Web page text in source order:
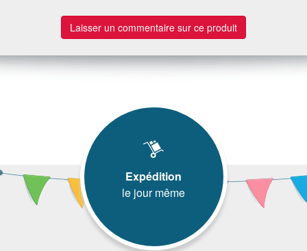
Laisser un commentaire sur ce produit
Expédition
le jour même